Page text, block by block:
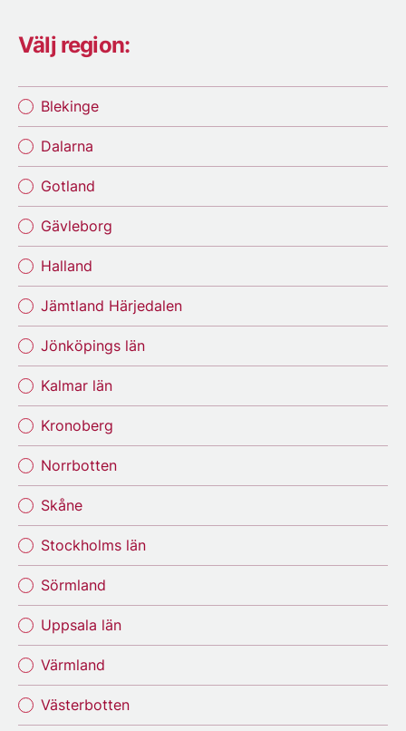
Välj region:
Blekinge
Dalarna
Gotland
Gävleborg
Halland
Jämtland Härjedalen
Jönköpings län
Kalmar län
Kronoberg
Norrbotten
Skåne
Stockholms län
Sörmland
Uppsala län
Värmland
Västerbotten